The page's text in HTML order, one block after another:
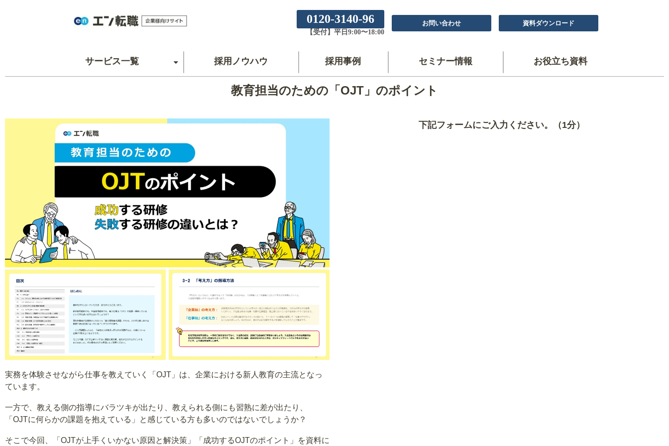
0120-3140-96
【受付】平日9:00〜18:00
お問い合わせ 資料ダウンロード
サービス一覧 採用ノウハウ 採用事例 セミナー情報 お役立ち資料
教育担当のための「OJT」のポイント
実務を体験させながら仕事を教えていく「OJT」は、企業における新人教育の主流となっ
ています。
一方で、教える側の指導にバラツキが出たり、教えられる側にも習熟に差が出たり、
「OJTに何らかの課題を抱えている」と感じている方も多いのではないでしょうか？
そこで今回、「OJTが上手くいかない原因と解決策」「成功するOJTのポイント」を資料に
下記フォームにご入力ください。（1分）